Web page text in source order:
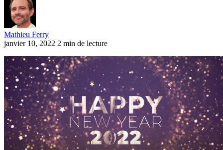
Mathieu Ferry
janvier 10, 2022 2 min de lecture